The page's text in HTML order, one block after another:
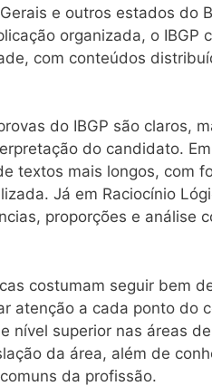
e outros estados do
organizada, o IBGP
com conteúdos
do IBGP são claros,
do candidato.
textos mais longos, com
Já em Raciocínio
proporções e análise
costumam seguir bem
atenção a cada ponto do
nível superior nas áreas
da área, além de
da profissão.